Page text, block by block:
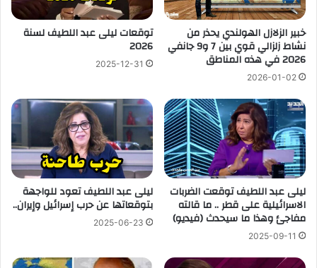
خبير الزلازل الهولندي يحذر من
نشاط زلزالي قوي بين 7 و9 جانفي
2026 في هذه المناطق
2026-01-02
توقعات ليلى عبد اللطيف لسنة
2026
2025-12-31
ليلى عبد اللطيف توقعت الضربات
الاسرائيلية على قطر .. ما قالته
مفاجئ وهذا ما سيحدث (فيديو)
2025-09-11
ليلى عبد اللطيف تعود للواجهة
بتوقعاتها عن حرب إسرائيل وإيران..
2025-06-23